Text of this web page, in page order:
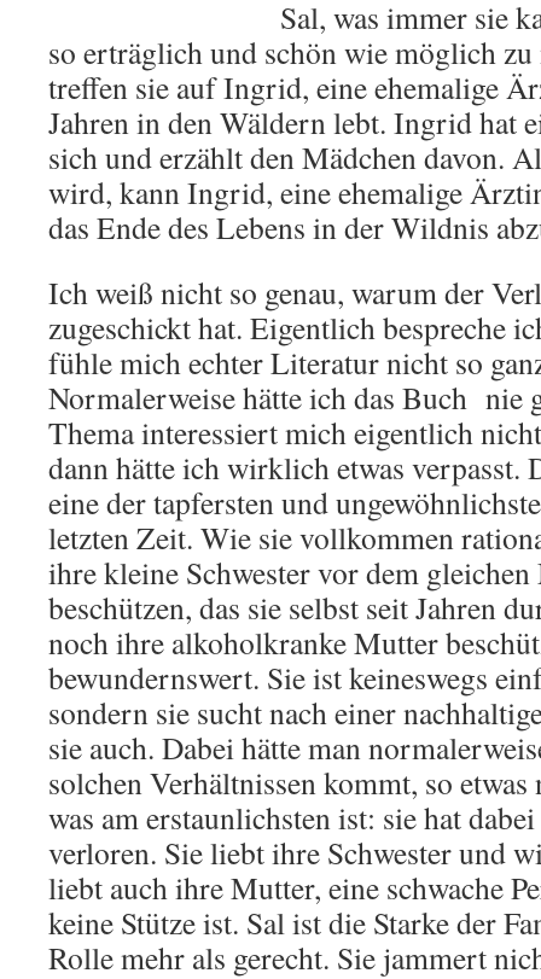
Sal, was immer sie
so erträglich und schön wie möglich zu
treffen sie auf Ingrid, eine ehemalige
Jahren in den Wäldern lebt. Ingrid hat
sich und erzählt den Mädchen davon.
wird, kann Ingrid, eine ehemalige
das Ende des Lebens in der Wildnis
Ich weiß nicht so genau, warum der
zugeschickt hat. Eigentlich bespreche
fühle mich echter Literatur nicht so
Normalerweise hätte ich das Buch nie
Thema interessiert mich eigentlich
dann hätte ich wirklich etwas verpasst.
eine der tapfersten und
letzten Zeit. Wie sie vollkommen
ihre kleine Schwester vor dem
beschützen, das sie selbst seit Jahren
noch ihre alkoholkranke Mutter
bewundernswert. Sie ist keineswegs
sondern sie sucht nach einer
sie auch. Dabei hätte man
solchen Verhältnissen kommt, so
was am erstaunlichsten ist: sie hat
verloren. Sie liebt ihre Schwester und
liebt auch ihre Mutter, eine schwache
keine Stütze ist. Sal ist die Starke der
Rolle mehr als gerecht. Sie jammert